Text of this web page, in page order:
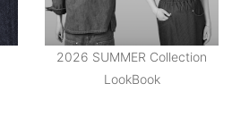
2026 SUMMER Collection
LookBook